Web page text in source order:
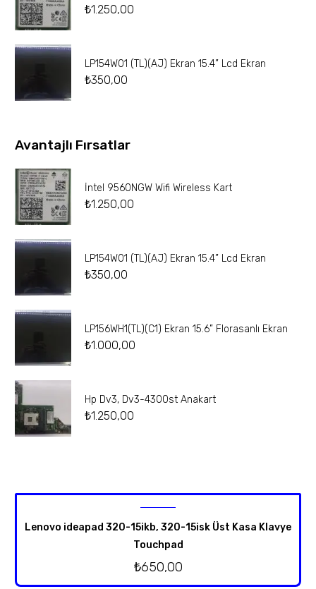
₺1.250,00
LP154W01 (TL)(AJ) Ekran 15.4” Lcd Ekran
₺350,00
Avantajlı Fırsatlar
İntel 9560NGW Wifi Wireless Kart
₺1.250,00
LP154W01 (TL)(AJ) Ekran 15.4” Lcd Ekran
₺350,00
LP156WH1(TL)(C1) Ekran 15.6” Florasanlı Ekran
₺1.000,00
Hp Dv3, Dv3-4300st Anakart
₺1.250,00
Lenovo ideapad 320-15ikb, 320-15isk Üst Kasa Klavye
Touchpad
₺650,00